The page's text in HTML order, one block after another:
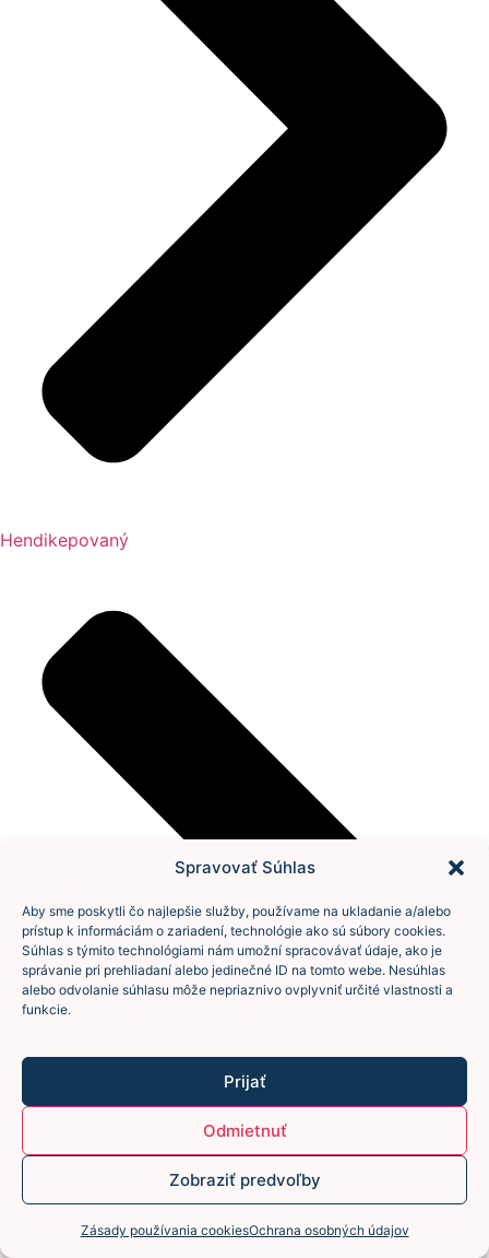
Spravovať Súhlas
Aby sme poskytli čo najlepšie služby, používame na ukladanie a/alebo
prístup k informáciám o zariadení, technológie ako sú súbory cookies.
Súhlas s týmito technológiami nám umožní spracovávať údaje, ako je
správanie pri prehliadaní alebo jedinečné ID na tomto webe. Nesúhlas
alebo odvolanie súhlasu môže nepriaznivo ovplyvniť určité vlastnosti a
funkcie.
Prijať
Odmietnuť
Zobraziť predvoľby
Zásady používania cookiesOchrana osobných údajov
Hendikepovaný